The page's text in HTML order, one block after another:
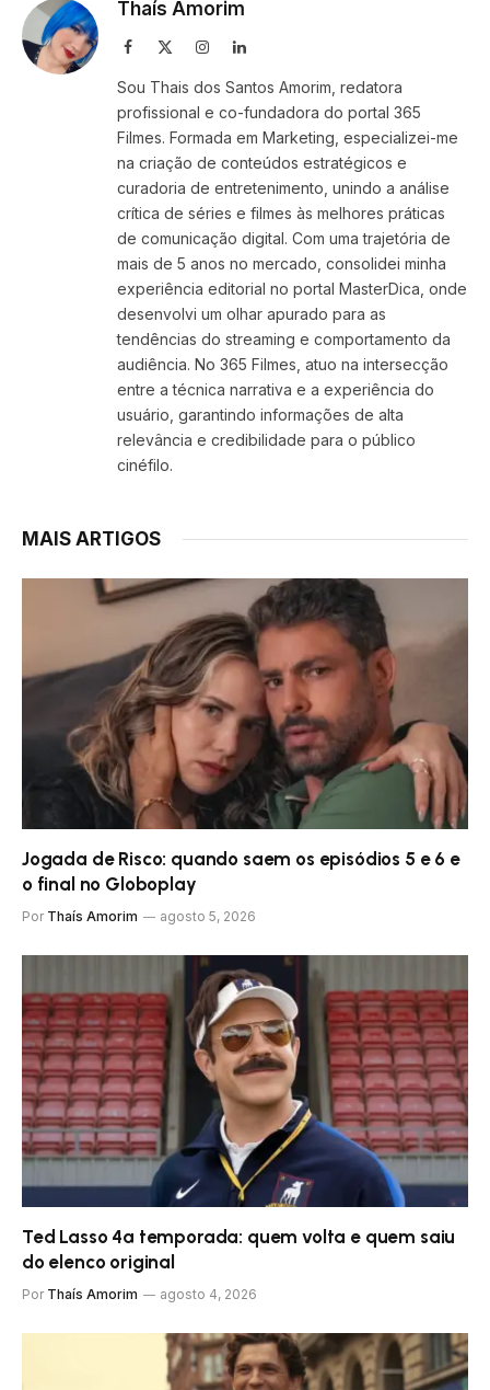
Thaís Amorim
Facebook InstagramLinkedIn
Sou Thais dos Santos Amorim, redatora
profissional e co-fundadora do portal 365
Filmes. Formada em Marketing, especializei-me
na criação de conteúdos estratégicos e
curadoria de entretenimento, unindo a análise
crítica de séries e filmes às melhores práticas
de comunicação digital. Com uma trajetória de
mais de 5 anos no mercado, consolidei minha
experiência editorial no portal MasterDica, onde
desenvolvi um olhar apurado para as
tendências do streaming e comportamento da
audiência. No 365 Filmes, atuo na intersecção
entre a técnica narrativa e a experiência do
usuário, garantindo informações de alta
relevância e credibilidade para o público
cinéfilo.
MAIS ARTIGOS
Jogada de Risco: quando saem os episódios 5 e 6 e
o final no Globoplay
Por Thaís Amorim agosto 5, 2026
Ted Lasso 4ª temporada: quem volta e quem saiu
do elenco original
Por Thaís Amorim agosto 4, 2026